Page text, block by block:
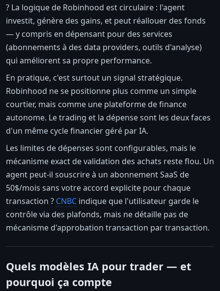
? La logique de Robinhood est circulaire : l'agent
investit, génère des gains, et peut réallouer des fonds
— y compris en dépensant pour des services
(abonnements à des data providers, outils d'analyse)
qui améliorent sa propre performance.
En pratique, c'est surtout un signal stratégique.
Robinhood ne se positionne plus comme un simple
courtier, mais comme une plateforme de finance
autonome. Le trading et la dépense sont les deux faces
d'un même cycle financier géré par IA.
Les limites de dépenses sont configurables, mais le
mécanisme exact de validation des achats reste flou. Un
agent peut-il souscrire à un abonnement SaaS de
50$/mois sans votre accord explicite pour chaque
transaction ? CNBC indique que l'utilisateur garde le
contrôle via des plafonds, mais ne détaille pas de
mécanisme d'approbation transaction par transaction.
Quels modèles IA pour trader — et
pourquoi ça compte